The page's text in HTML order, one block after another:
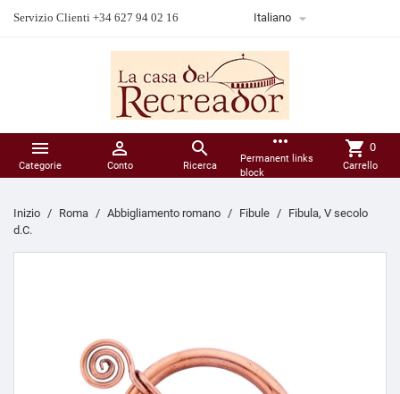
Servizio Clienti +34 627 94 02 16 Italiano 

Categorie

Conto

Ricerca
more_horiz
Permanent links
block
shopping_cart 0
Carrello
Inizio Roma Abbigliamento romano Fibule
Fibula, V secolo
d.C.